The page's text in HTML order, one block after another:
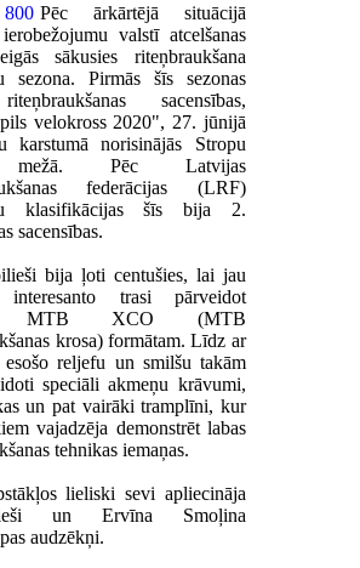
Pēc ārkārtējā situācijā
valstī atcelšanas
sākusies riteņbraukšana
sezona. Pirmās šīs sezonas
sacensības,
velokross 2020", 27. jūnijā
karstumā norisinājās Stropu
mežā. Pēc Latvijas
federācijas (LRF)
klasifikācijas šīs bija 2.
sacensības.
bija ļoti centušies, lai jau
interesanto trasi pārveidot
MTB XCO (MTB
krosa) formātam. Līdz ar
esošo reljefu un smilšu takām
speciāli akmeņu krāvumi,
un pat vairāki tramplīni, kur
vajadzēja demonstrēt labas
tehnikas iemaņas.
lieliski sevi apliecināja
un Ervīna Smoļina
audzēkņi.